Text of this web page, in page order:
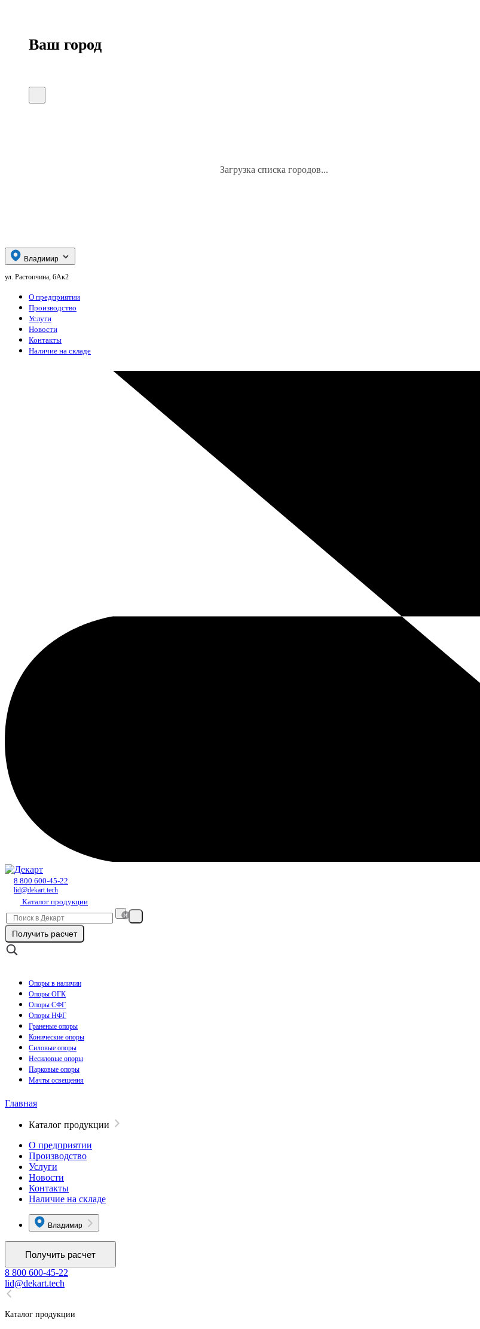
Ваш город
Загрузка списка городов...
Владимир
ул. Растопчина, 6Ак2
О предприятии
Производство
Услуги
Новости
Контакты
Наличие на складе
8 800 600-45-22
lid@dekart.tech
Каталог продукции
Получить расчет
Опоры в наличии
Опоры ОГК
Опоры СФГ
Опоры НФГ
Граненые опоры
Конические опоры
Силовые опоры
Несиловые опоры
Парковые опоры
Мачты освещения
Главная
Каталог продукции
О предприятии
Производство
Услуги
Новости
Контакты
Наличие на складе
Владимир
Получить расчет
8 800 600-45-22
lid@dekart.tech
Каталог продукции